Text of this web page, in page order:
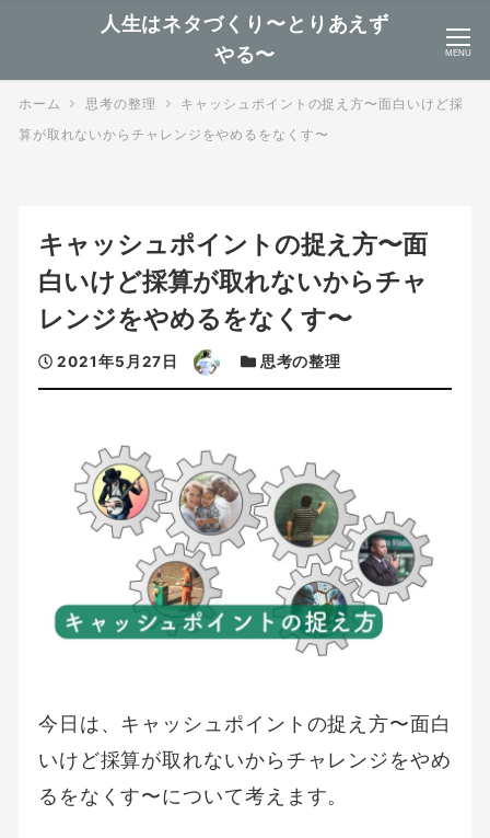
人生はネタづくり〜とりあえず
やる〜
MENU
ホーム 思考の整理
キャッシュポイントの捉え方〜面白いけど採
算が取れないからチャレンジをやめるをなくす〜
キャッシュポイントの捉え方〜面
白いけど採算が取れないからチャ
レンジをやめるをなくす〜
投
稿
2021年5月27日
著
者
カ
テ
ー
思考の整理
今日は、キャッシュポイントの捉え方〜面白
いけど採算が取れないからチャレンジをやめ
るをなくす〜について考えます。